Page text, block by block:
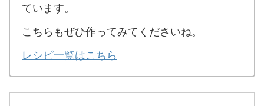
ています。
こちらもぜひ作ってみてくださいね。
レシピ一覧はこちら